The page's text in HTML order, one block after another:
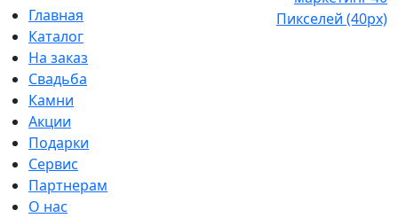
Главная
Каталог
На заказ
Свадьба
Камни
Акции
Подарки
Сервис
Партнерам
О нас